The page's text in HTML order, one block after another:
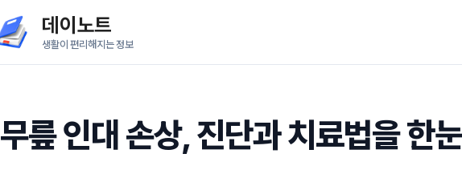
데이노트
생활이 편리해지는 정보
무릎 인대 손상, 진단과 치료법을 한